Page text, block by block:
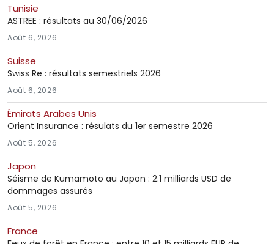
Tunisie
ASTREE : résultats au 30/06/2026
Août 6, 2026
Suisse
Swiss Re : résultats semestriels 2026
Août 6, 2026
Émirats Arabes Unis
Orient Insurance : résulats du 1er semestre 2026
Août 5, 2026
Japon
Séisme de Kumamoto au Japon : 2.1 milliards USD de
dommages assurés
Août 5, 2026
France